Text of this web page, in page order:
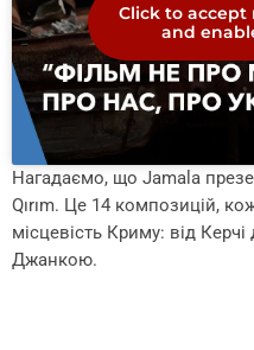
Click to
and
Нагадаємо, що Jamala
Qırım. Це 14 композицій,
місцевість Криму: від
Джанкою.